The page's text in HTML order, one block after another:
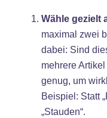
Wähle gezielt
maximal zwei
dabei: Sind
mehrere
genug, um
Beispiel: Statt
„Stauden“.